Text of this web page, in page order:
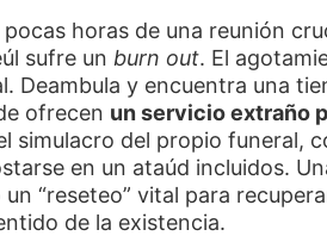
pocas horas de una reunión
sufre un burn out. El
Deambula y encuentra una
ofrecen un servicio extraño
simulacro del propio funeral,
en un ataúd incluidos.
“reseteo” vital para
de la existencia.